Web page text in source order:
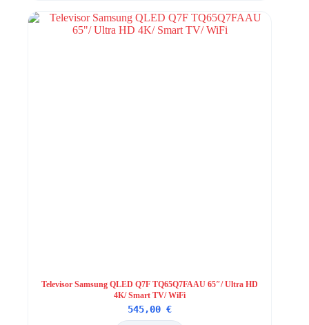
Televisor Samsung QLED Q7F TQ65Q7FAAU 65″/ Ultra HD
4K/ Smart TV/ WiFi
545,00€